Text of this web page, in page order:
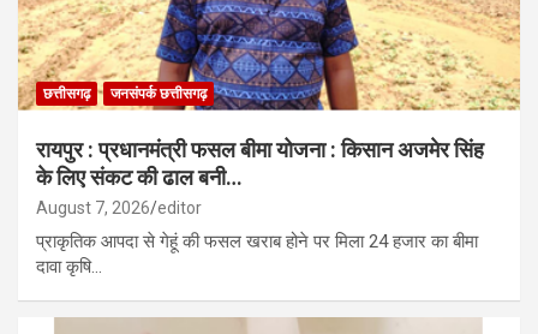
छत्तीसगढ़ जनसंपर्क छत्तीसगढ़
रायपुर : प्रधानमंत्री फसल बीमा योजना : किसान अजमेर सिंह
के लिए संकट की ढाल बनी…
August 7, 2026 editor
प्राकृतिक आपदा से गेहूं की फसल खराब होने पर मिला 24 हजार का बीमा
दावा कृषि…